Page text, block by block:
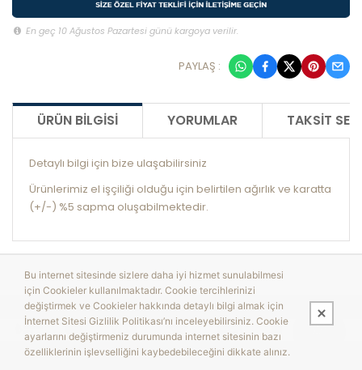
En geç 10 Ağustos Pazartesi günü kargoya verilir.
PAYLAŞ :
ÜRÜN BILGISI YORUMLAR TAKSIT
Detaylı bilgi için bize ulaşabilirsiniz
Ürünlerimiz el işçiliği olduğu için belirtilen ağırlık ve karatta
(+/-) %5 sapma oluşabilmektedir.
Bu internet sitesinde sizlere daha iyi hizmet sunulabilmesi
için Cookieler kullanılmaktadır. Cookie tercihlerinizi
değiştirmek ve Cookieler hakkında detaylı bilgi almak için
İnternet Sitesi Gizlilik Politikası’nı inceleyebilirsiniz. Cookie
ayarlarını değiştirmeniz durumunda internet sitesinin bazı
özelliklerinin işlevselliğini kaybedebileceğini dikkate alınız.